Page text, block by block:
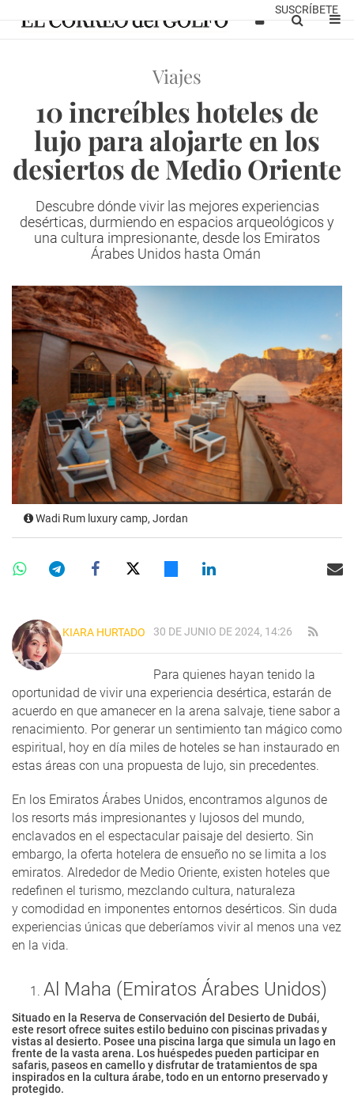
SUSCRÍBETE
Viajes
10 increíbles hoteles de
lujo para alojarte en los
desiertos de Medio Oriente
Descubre dónde vivir las mejores experiencias
desérticas, durmiendo en espacios arqueológicos y
una cultura impresionante, desde los Emiratos
Árabes Unidos hasta Omán
Wadi Rum luxury camp, Jordan
KIARA HURTADO 30 DE JUNIO DE 2024, 14:26
Para quienes hayan tenido la
oportunidad de vivir una experiencia desértica, estarán de
acuerdo en que amanecer en la arena salvaje, tiene sabor a
renacimiento. Por generar un sentimiento tan mágico como
espiritual, hoy en día miles de hoteles se han instaurado en
estas áreas con una propuesta de lujo, sin precedentes.
En los Emiratos Árabes Unidos, encontramos algunos de
los resorts más impresionantes y lujosos del mundo,
enclavados en el espectacular paisaje del desierto. Sin
embargo, la oferta hotelera de ensueño no se limita a los
emiratos. Alrededor de Medio Oriente, existen hoteles que
redefinen el turismo, mezclando cultura, naturaleza
y comodidad en imponentes entornos desérticos. Sin duda
experiencias únicas que deberíamos vivir al menos una vez
en la vida.
Al Maha (Emiratos Árabes Unidos)
Situado en la Reserva de Conservación del Desierto de Dubái,
este resort ofrece suites estilo beduino con piscinas privadas y
vistas al desierto. Posee una piscina larga que simula un lago en
frente de la vasta arena. Los huéspedes pueden participar en
safaris, paseos en camello y disfrutar de tratamientos de spa
inspirados en la cultura árabe, todo en un entorno preservado y
protegido.